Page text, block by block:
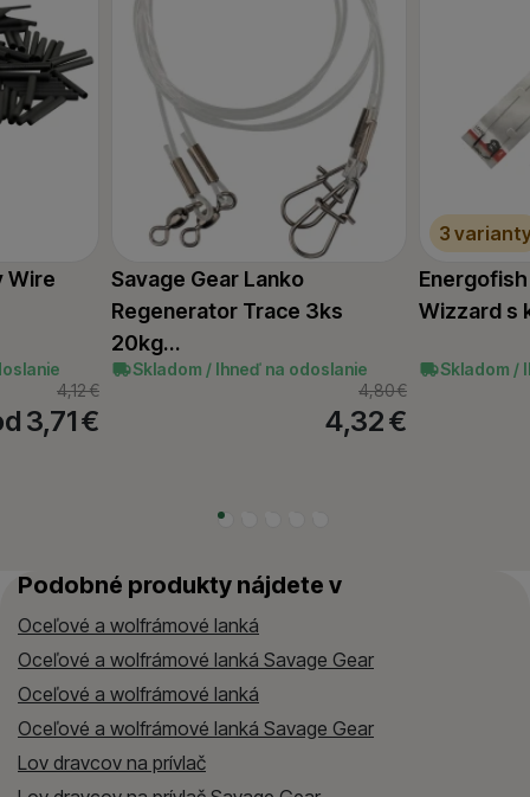
Savage Gear Lanko
Regenerator Trace 3ks
20kg…
Skladom / Ihneď na odoslanie
4,80€
4,32€
3
Wizzard s
Skladom /
Wire
4,12€
3,71€
Podobné produkty nájdete v
Oceľové a wolfrámové lanká
Oceľové a wolfrámové lanká Savage Gear
Oceľové a wolfrámové lanká
Oceľové a wolfrámové lanká Savage Gear
Lov dravcov na prívlač